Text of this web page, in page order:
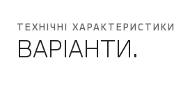
ТЕХНІЧНІ ХАРАКТЕРИСТИКИ
ВАРІАНТИ.